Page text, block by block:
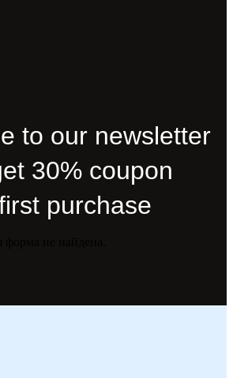
to our newsletter
30% coupon
purchase